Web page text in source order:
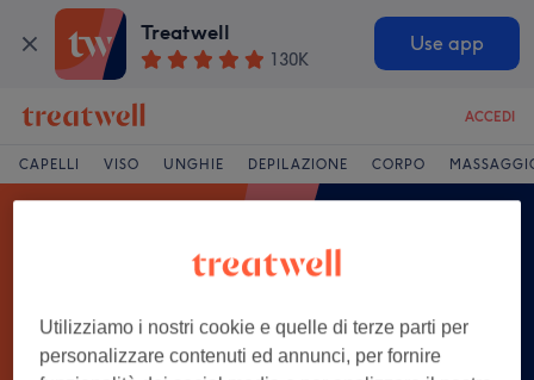
Treatwell
130K
Use app
ACCEDI
CAPELLI VISO UNGHIE DEPILAZIONE CORPO
Utilizziamo i nostri cookie e quelle di terze parti per
personalizzare contenuti ed annunci, per fornire